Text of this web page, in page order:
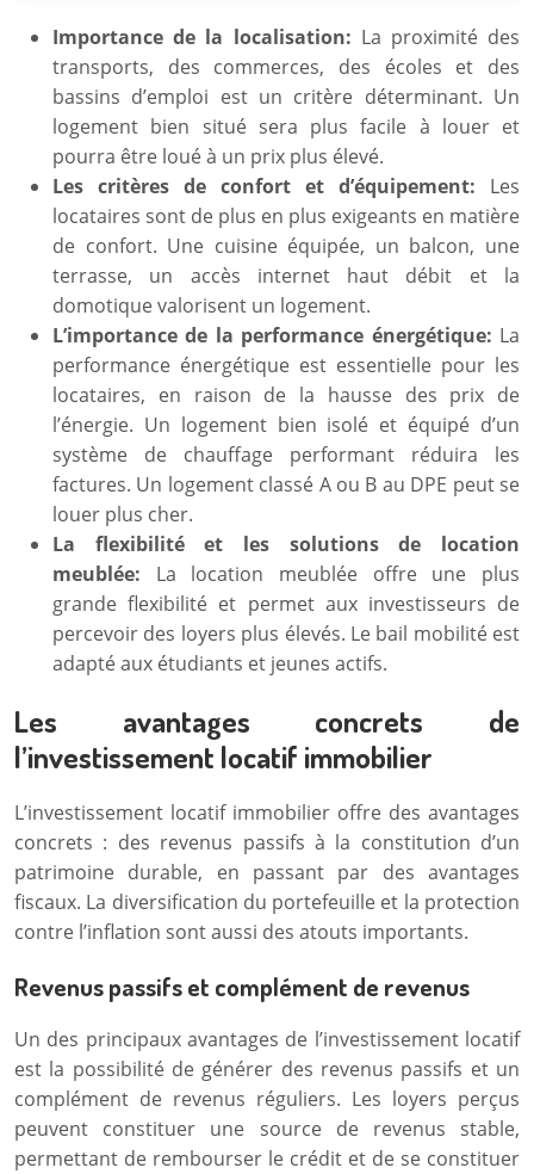
Importance de la localisation: La proximité des
transports, des commerces, des écoles et des
bassins d’emploi est un critère déterminant. Un
logement bien situé sera plus facile à louer et
pourra être loué à un prix plus élevé.
Les critères de confort et d’équipement: Les
locataires sont de plus en plus exigeants en matière
de confort. Une cuisine équipée, un balcon, une
terrasse, un accès internet haut débit et la
domotique valorisent un logement.
L’importance de la performance énergétique: La
performance énergétique est essentielle pour les
locataires, en raison de la hausse des prix de
l’énergie. Un logement bien isolé et équipé d’un
système de chauffage performant réduira les
factures. Un logement classé A ou B au DPE peut se
louer plus cher.
La flexibilité et les solutions de location
meublée: La location meublée offre une plus
grande flexibilité et permet aux investisseurs de
percevoir des loyers plus élevés. Le bail mobilité est
adapté aux étudiants et jeunes actifs.
Les avantages concrets de
l’investissement locatif immobilier
L’investissement locatif immobilier offre des avantages
concrets : des revenus passifs à la constitution d’un
patrimoine durable, en passant par des avantages
fiscaux. La diversification du portefeuille et la protection
contre l’inflation sont aussi des atouts importants.
Revenus passifs et complément de revenus
Un des principaux avantages de l’investissement locatif
est la possibilité de générer des revenus passifs et un
complément de revenus réguliers. Les loyers perçus
peuvent constituer une source de revenus stable,
permettant de rembourser le crédit et de se constituer